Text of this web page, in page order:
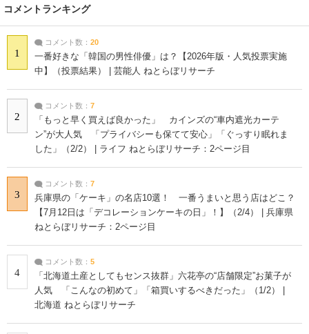
コメントランキング
1
コメント数： 20
一番好きな「韓国の男性俳優」は？【2026年版・人気投票実施
中】（投票結果） | 芸能人 ねとらぼリサーチ
2
コメント数： 7
「もっと早く買えば良かった」 カインズの“車内遮光カーテ
ン”が大人気 「プライバシーも保てて安心」「ぐっすり眠れま
した」（2/2） | ライフ ねとらぼリサーチ：2ページ目
3
コメント数： 7
兵庫県の「ケーキ」の名店10選！ 一番うまいと思う店はどこ？
【7月12日は「デコレーションケーキの日」！】（2/4） | 兵庫県
ねとらぼリサーチ：2ページ目
4
コメント数： 5
「北海道土産としてもセンス抜群」六花亭の“店舗限定”お菓子が
人気 「こんなの初めて」「箱買いするべきだった」（1/2） |
北海道 ねとらぼリサーチ